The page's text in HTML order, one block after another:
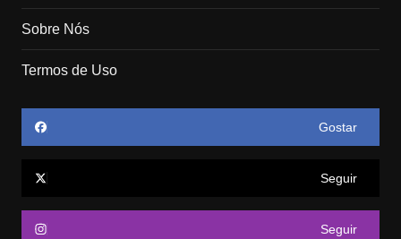
Sobre Nós
Termos de Uso
Gostar
Seguir
Seguir